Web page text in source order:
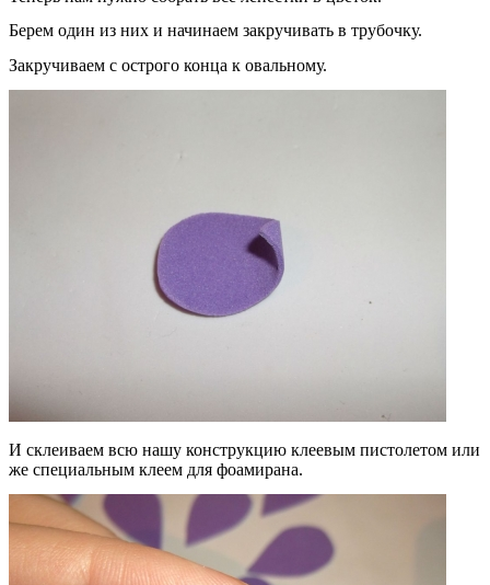
Берем один из них и начинаем закручивать в трубочку.
Закручиваем с острого конца к овальному.
И склеиваем всю нашу конструкцию клеевым пистолетом или
же специальным клеем для фоамирана.